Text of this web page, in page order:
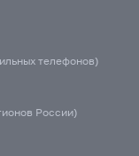
телефонов)
России)